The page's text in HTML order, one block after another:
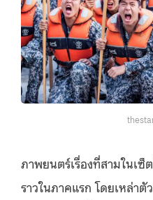
ภาพยนตร์เรื่องที่สามในเซ็
ราวในภาคแรก โดยเหล่าตั